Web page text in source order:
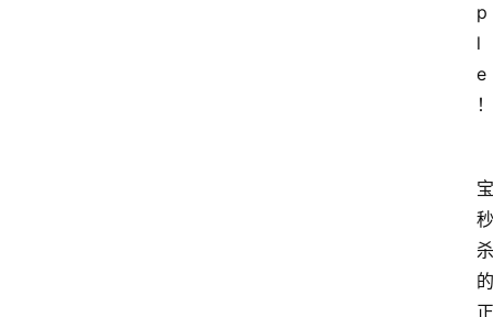
p
l
e
！
宝
秒
杀
的
正